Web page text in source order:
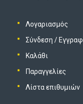
Λογαριασμός
Σύνδεση /
Καλάθι
Παραγγελίες
Λίστα επιθυμιών